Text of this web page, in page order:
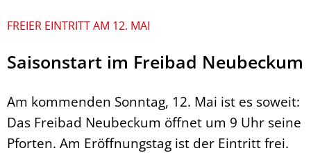
FREIER EINTRITT AM 12. MAI
Saisonstart im Freibad Neubeckum
Am kommenden Sonntag, 12. Mai ist es soweit:
Das Freibad Neubeckum öffnet um 9 Uhr seine
Pforten. Am Eröffnungstag ist der Eintritt frei.